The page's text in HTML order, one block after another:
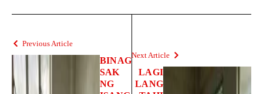
Previous Article
BINAG
SAK
NG
Next Article
LAGI
LANG